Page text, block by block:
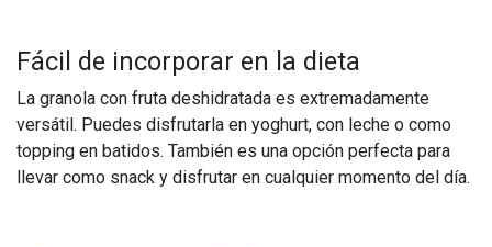
Fácil de incorporar en la dieta
La granola con fruta deshidratada es extremadamente
versátil. Puedes disfrutarla en yoghurt, con leche o como
topping en batidos. También es una opción perfecta para
llevar como snack y disfrutar en cualquier momento del día.